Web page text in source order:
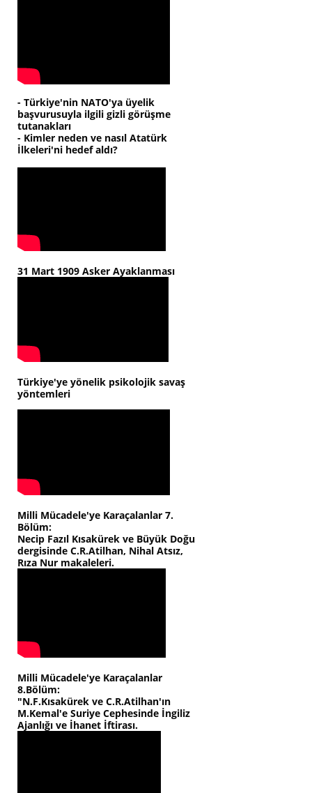
- Türkiye'nin NATO'ya üyelik
başvurusuyla ilgili gizli görüşme
tutanakları
- Kimler neden ve nasıl Atatürk
İlkeleri'ni hedef aldı?
31 Mart 1909 Asker Ayaklanması
Türkiye'ye yönelik psikolojik savaş
yöntemleri
Milli Mücadele'ye Karaçalanlar 7.
Bölüm:
Necip Fazıl Kısakürek ve Büyük Doğu
dergisinde C.R.Atilhan, Nihal Atsız,
Rıza Nur makaleleri.
Milli Mücadele'ye Karaçalanlar
8.Bölüm:
"N.F.Kısakürek ve C.R.Atilhan'ın
M.Kemal'e Suriye Cephesinde İngiliz
Ajanlığı ve İhanet İftirası.